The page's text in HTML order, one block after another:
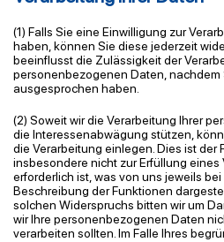
(1) Falls Sie eine Einwilligung zur
haben, können Sie diese jederzeit
beeinflusst die Zulässigkeit der
personenbezogenen Daten, nachdem
ausgesprochen haben.
(2) Soweit wir die Verarbeitung Ihrer
die Interessenabwägung stützen,
die Verarbeitung einlegen. Dies ist der
insbesondere nicht zur Erfüllung eines
erforderlich ist, was von uns jeweils
Beschreibung der Funktionen
solchen Widerspruchs bitten wir um
wir Ihre personenbezogenen Daten
verarbeiten sollten. Im Falle Ihres